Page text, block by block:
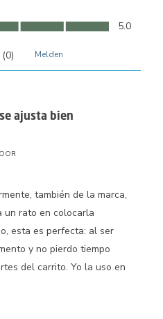
5.0
(0) Melden
ajusta bien
también de la marca,
un rato en colocarla
esta es perfecta: al ser
y no pierdo tiempo
del carrito. Yo la uso en